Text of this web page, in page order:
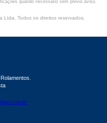
quando necessário sem prévio aviso.
Todos os direitos reservados.